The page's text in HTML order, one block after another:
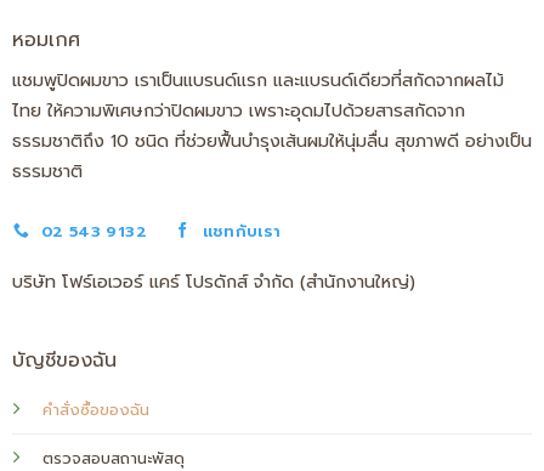
หอมเกศ
แชมพูปิดผมขาว เราเป็นแบรนด์แรก และแบรนด์เดียวที่สกัดจากผลไม้
ไทย ให้ความพิเศษกว่าปิดผมขาว เพราะอุดมไปด้วยสารสกัดจาก
ธรรมชาติถึง 10 ชนิด ที่ช่วยฟื้นบำรุงเส้นผมให้นุ่มลื่น สุขภาพดี อย่างเป็น
ธรรมชาติ
02 543 9132 แชทกับเรา
บริษัท โฟร์เอเวอร์ แคร์ โปรดักส์ จำกัด (สำนักงานใหญ่)
บัญชีของฉัน
คำสั่งซื้อของฉัน
ตรวจสอบสถานะพัสดุ